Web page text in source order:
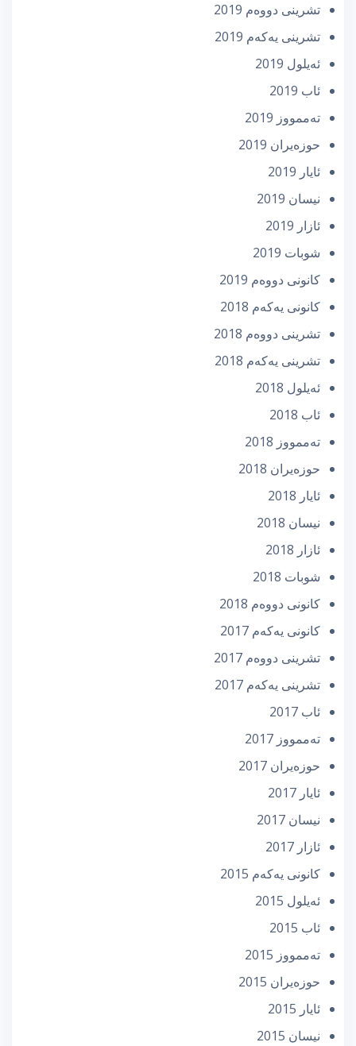
تشرینی دووه‌م 2019
تشرینی یه‌كه‌م 2019
ئه‌یلول 2019
ئاب 2019
تەممووز 2019
حوزه‌یران 2019
ئایار 2019
نیسان 2019
ئازار 2019
شوبات 2019
كانونی دووه‌م 2019
كانونی یه‌كه‌م 2018
تشرینی دووه‌م 2018
تشرینی یه‌كه‌م 2018
ئه‌یلول 2018
ئاب 2018
تەممووز 2018
حوزه‌یران 2018
ئایار 2018
نیسان 2018
ئازار 2018
شوبات 2018
كانونی دووه‌م 2018
كانونی یه‌كه‌م 2017
تشرینی دووه‌م 2017
تشرینی یه‌كه‌م 2017
ئاب 2017
تەممووز 2017
حوزه‌یران 2017
ئایار 2017
نیسان 2017
ئازار 2017
كانونی یه‌كه‌م 2015
ئه‌یلول 2015
ئاب 2015
تەممووز 2015
حوزه‌یران 2015
ئایار 2015
نیسان 2015